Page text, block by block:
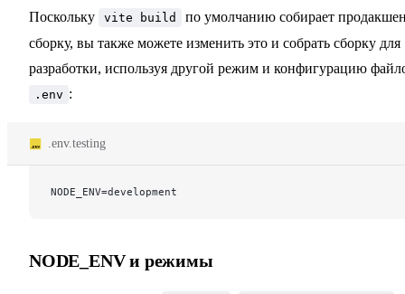
Поскольку vite build
по умолчанию собирает
сборку, вы также можете изменить это и собрать сборку для
разработки, используя другой режим и конфигурацию
.env :
.env.testing
NODE_ENV=development
NODE_ENV и режимы